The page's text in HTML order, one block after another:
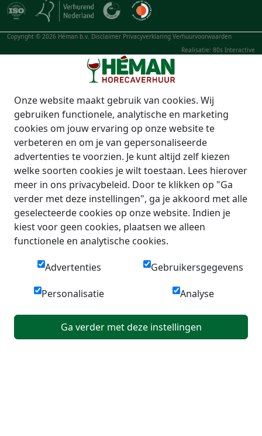
Copyright © 2026 Héman b.v. Disclaimer Privacyverklaring Verhuurvoorwaarden
Realisatie: 80s Interactive
Onze website maakt gebruik van cookies. Wij
gebruiken functionele, analytische en marketing
cookies om jouw ervaring op onze website te
verbeteren en om je van gepersonaliseerde
advertenties te voorzien. Je kunt altijd zelf kiezen
welke soorten cookies je wilt toestaan. Lees hierover
meer in ons privacybeleid. Door te klikken op "Ga
verder met deze instellingen", ga je akkoord met alle
geselecteerde cookies op onze website. Indien je
kiest voor geen cookies, plaatsen we alleen
functionele en analytische cookies.
Advertenties Gebruikersgegevens
Personalisatie Analyse
Ga verder met deze instellingen